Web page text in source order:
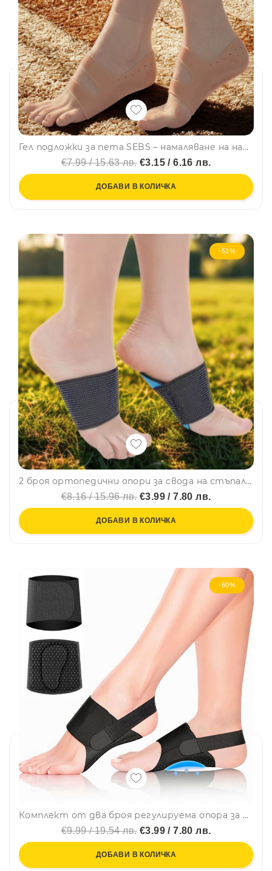
Гел подложки за пета SEBS – намаляване на натиска и умората в краката, подходящи за всички видове обувки, телесен цвят
€7.99 / 15.63 лв.€3.15 / 6.16 лв.
ДОБАВИ В КОЛИЧКА
-51%
2 броя ортопедични опори за свода на стъпалото – регулируеми компресионни ленти с EVA подложки
€8.16 / 15.96 лв.€3.99 / 7.80 лв.
ДОБАВИ В КОЛИЧКА
-60%
Комплект от два броя регулируема опора за свода на стъпалото с отделни гел подложки за пасване на всяко стъпало - 7150
€9.99 / 19.54 лв.€3.99 / 7.80 лв.
ДОБАВИ В КОЛИЧКА